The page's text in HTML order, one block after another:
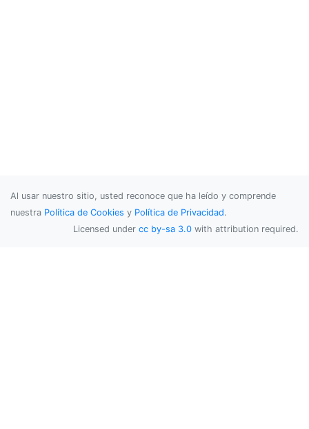
Al usar nuestro sitio, usted reconoce que ha leído y comprende
nuestra Política de Cookies y Política de Privacidad.
Licensed under cc by-sa 3.0 with attribution required.